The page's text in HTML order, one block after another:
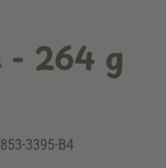
- 264 g
3395-B4